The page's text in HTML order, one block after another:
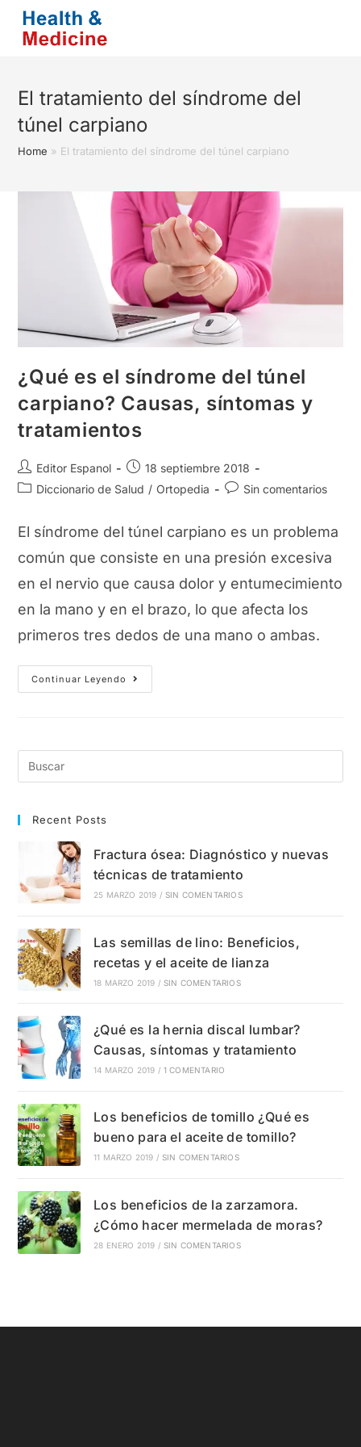
Saltar
contenido
El tratamiento del síndrome del
túnel carpiano
Home » El tratamiento del síndrome del túnel carpiano
¿Qué es el síndrome del túnel
carpiano? Causas, síntomas y
tratamientos
Autor
de
Editor Espanol
Publicación
de
18 septiembre 2018
Categoría
entrada:
Diccionario de Salud / Ortopedia
Comentarios
entrada:
Sin comentarios
El síndrome del túnel carpiano es un problema
común que consiste en una presión excesiva
en el nervio que causa dolor y entumecimiento
en la mano y en el brazo, lo que afecta los
primeros tres dedos de una mano o ambas.
Continuar Leyendo
¿Qué
Es
Y
Recent Posts
Fractura ósea: Diagnóstico y nuevas
técnicas de tratamiento
25 MARZO 2019 / SIN COMENTARIOS
Las semillas de lino: Beneficios,
recetas y el aceite de lianza
18 MARZO 2019 / SIN COMENTARIOS
¿Qué es la hernia discal lumbar?
Causas, síntomas y tratamiento
14 MARZO 2019 / 1 COMENTARIO
Los beneficios de tomillo ¿Qué es
bueno para el aceite de tomillo?
11 MARZO 2019 / SIN COMENTARIOS
Los beneficios de la zarzamora.
¿Cómo hacer mermelada de moras?
28 ENERO 2019 / SIN COMENTARIOS